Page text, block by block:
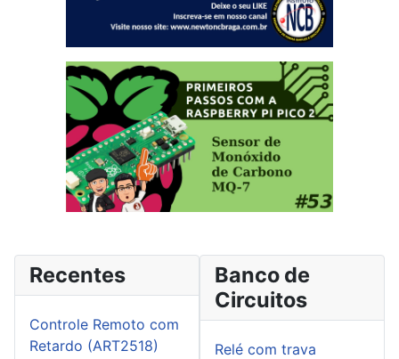
Recentes
Controle Remoto com
Retardo (ART2518)
Banco de
Circuitos
Relé com trava